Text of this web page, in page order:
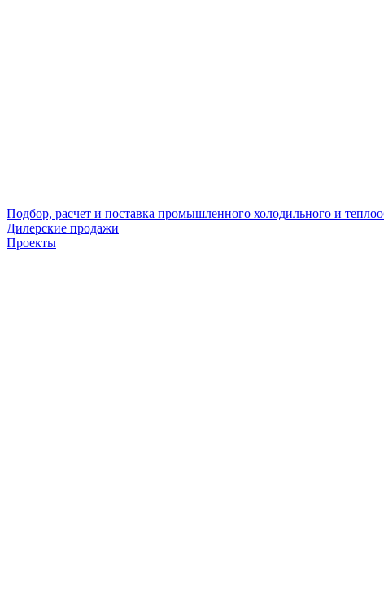
Подбор, расчет и поставка промышленного холодильного и
Дилерские продажи
Проекты